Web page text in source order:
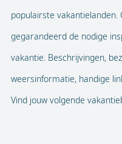
populairste vakantielanden.
gegarandeerd de nodige
vakantie. Beschrijvingen,
weersinformatie, handige
Vind jouw volgende